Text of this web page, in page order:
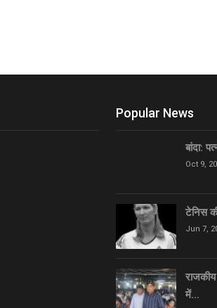
Popular News
बांदा:
Oct 9,
टेनिस
Jun 7,
में…